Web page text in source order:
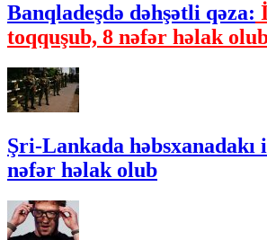
Banqladeşdə dəhşətli qəza:
toqquşub, 8 nəfər həlak
Şri-Lankada həbsxanadakı
nəfər həlak olub